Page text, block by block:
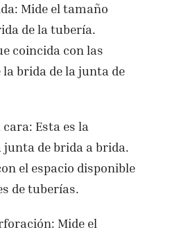
Mide el tamaño
de la tubería.
coincida con las
brida de la junta de
Esta es la
junta de brida a brida.
el espacio disponible
de tuberías.
Mide el